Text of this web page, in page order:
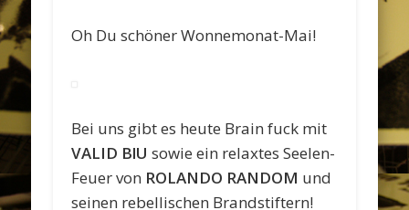
Oh Du schöner Wonnemonat-Mai!
Bei uns gibt es heute Brain fuck mit
VALID BlU sowie ein relaxtes Seelen-
Feuer von ROLANDO RANDOM und
seinen rebellischen Brandstiftern!